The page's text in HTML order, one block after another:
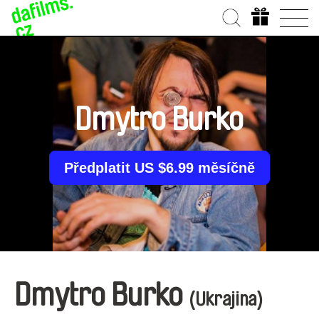
Dmytro Burko
Předplatit US $6.99 měsíčně
Dmytro Burko (Ukrajina)